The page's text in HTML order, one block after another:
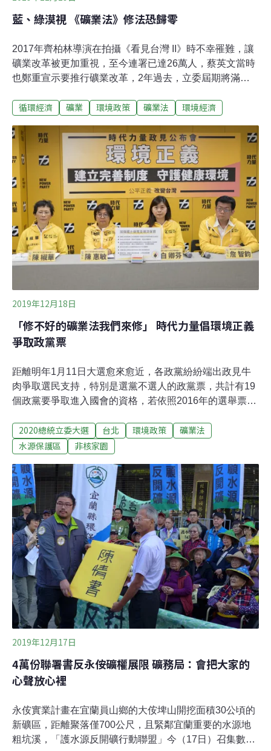
藍、綠漠視 《礦業法》修法恐歸零
2017年齊柏林導演在拍攝《看見台灣 II》時不幸罹難，讓
礦業改革被更加重視，至今連署已達26萬人，蔡英文當時
也鄭重宣示要推行礦業改革，2年過去，立委屆期將滿，
基金會、蠻野心足生態協會、環境法律人協會、環境權保
會，表達對執政的民進黨非常失望，也對最大在野黨國民
黨的消極感到憤怒。回顧礦業法修法重點：霸王條款、環
評、原民諮商同意回顧礦業法初始的修法方向，包括被稱
作「霸王條款」的第31條與47條：展延遭駁回的業者可請
求補償、業者未獲地主同意可提保證後逕行開發等條文，
都將大幅修改。以及涉及《環境影響評估法》《原住民族
基本法》的第21條：未來新增礦業用地或展限時的既有礦
業用地，都要踐行原基法的諮商同意或參與。然而，環團
表示，回顧修法歷程，第九屆立委任內第三會期的臨時會
開始逐條討論，並於第五會期的尾聲
循環經濟 礦業 環境政策 礦業法 環境經濟
2019年12月18日
「修不好的礦業法我們來修」 時代力量倡環境正義
爭取政黨票
距離明年1月11日大選愈來愈近，各政黨紛紛端出政見牛
肉爭取選民支持，特別是選黨不選人的政黨票，共計有19
個政黨要爭取進入國會的資格，若依照2016年的選舉票
持，因此每一個議題、每一個選民對小黨而言都相當珍
貴。歷經眾叛親離的時代力量，這次推出的不分區立委名
關注環保議題民眾的選票是勢在必得，今（18日）陳椒
華、陳惠敏、白卿芬、詹智鈞四位時代力量立委候選人一
字排開，提出環境政策，包含推動水源保護區管理、精進
空污法規、檢討廢棄物管理、推動掩埋場制度、落實非核
抗暖減煤、設置氣候變遷專責單位、溯源污染排放管理、
加強國土保育及海洋保育，以及完成《礦業法》修正等10
餘項政見主張。時力候選人陳惠敏再把礦業改革列政見 呼
籲現任立委應即刻救援《礦業法》時代力量提名的高雄鳳
山區立委候選人陳惠敏表示，總統多次承諾礦
2020總統立委大選 台北 環境政策
礦業法
水源保護區
非核家園
2019年12月17日
4萬份聯署書反永侒礦權展限 礦務局：會把大家的
心聲放心裡
永侒實業計畫在宜蘭員山鄉的大侒埤山開挖面積30公頃的
新礦區，距離聚落僅700公尺，且緊鄰宜蘭重要的水源地
粗坑溪，「護水源反開礦行動聯盟」今（17日）召集數十